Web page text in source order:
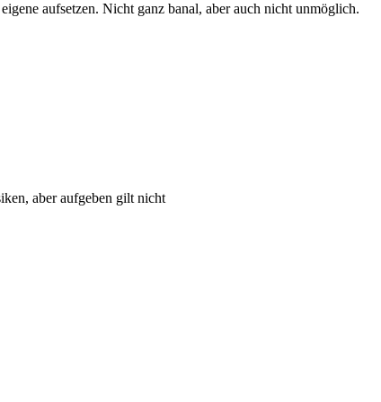
aufsetzen. Nicht ganz banal, aber auch nicht unmöglich.
aber aufgeben gilt nicht